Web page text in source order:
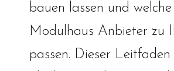
bauen lassen und welche
Modulhaus Anbieter zu
passen. Dieser